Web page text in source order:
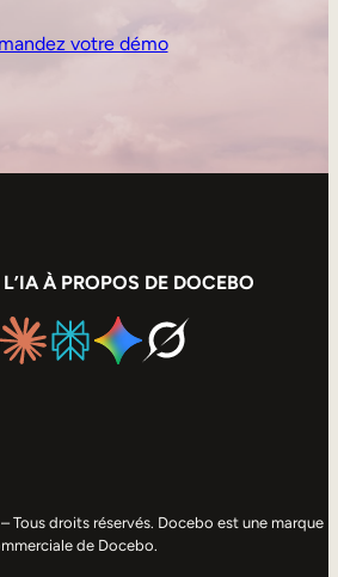
votre démo
À PROPOS DE DOCEBO
droits réservés. Docebo est une marque
de Docebo.